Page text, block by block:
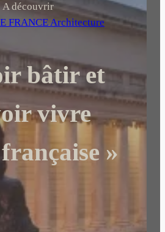
A découvrir
FRANCE Architecture
bâtir et
vivre
»